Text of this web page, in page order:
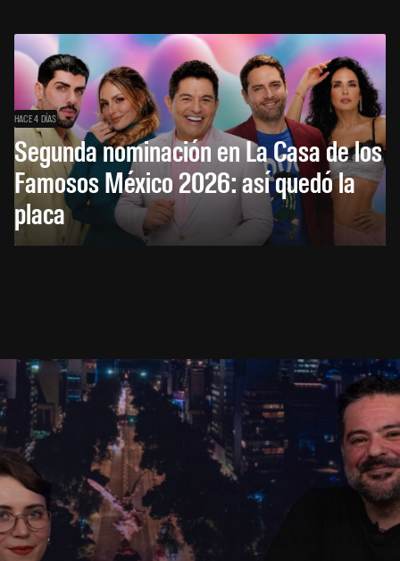
HACE 4 DÍAS
Segunda nominación en La Casa de los
Famosos México 2026: así quedó la
placa